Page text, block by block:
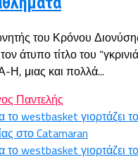
του Κρόνου
άτυπο τίτλο του
Η, μιας και πολλά...
Παντελής